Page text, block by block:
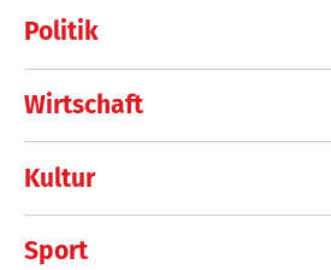
Politik
Wirtschaft
Kultur
Sport